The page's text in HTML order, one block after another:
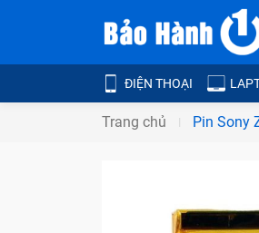
ĐIỆN THOẠI
Trang chủ Pin Sony